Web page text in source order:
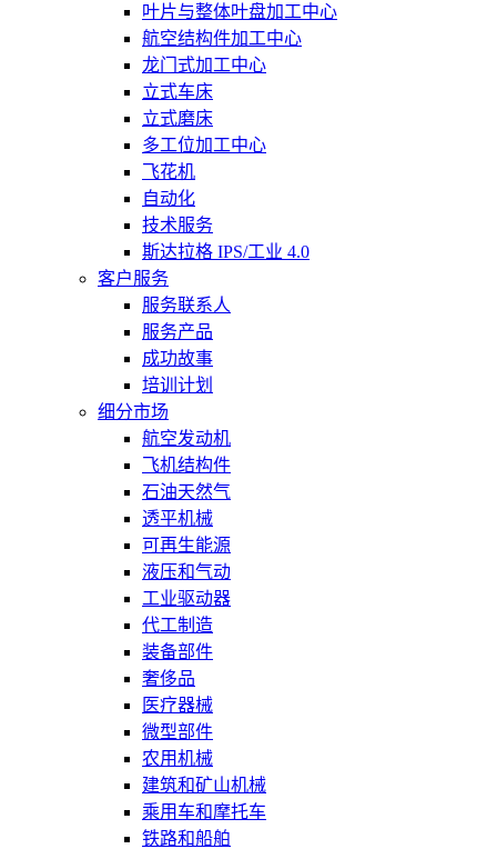
叶片与整体叶盘加工中心
航空结构件加工中心
龙门式加工中心
立式车床
立式磨床
多工位加工中心
飞花机
自动化
技术服务
斯达拉格 IPS/工业 4.0
客户服务
服务联系人
服务产品
成功故事
培训计划
细分市场
航空发动机
飞机结构件
石油天然气
透平机械
可再生能源
液压和气动
工业驱动器
代工制造
装备部件
奢侈品
医疗器械
微型部件
农用机械
建筑和矿山机械
乘用车和摩托车
铁路和船舶